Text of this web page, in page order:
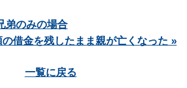
弟のみの場合
の借金を残したまま親が亡くなった »
一覧に戻る